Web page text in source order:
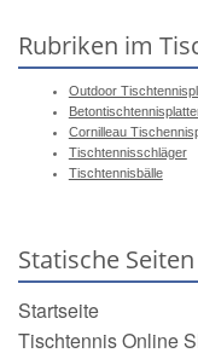
Rubriken im
Outdoor
Cornilleau
Tischtennisschläger
Tischtennisbälle
Statische Seiten
Startseite
Tischtennis Online